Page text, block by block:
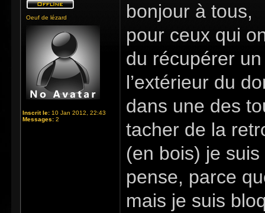
Oeuf de lézard
Inscrit le: 10 Jan 2012, 22:43
Messages: 2
bonjour à tous,
pour ceux qui
du récupérer
l’extérieur du
dans une des
tacher de la
(en bois) je
pense, parce
mais je suis